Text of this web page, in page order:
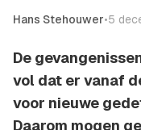
Hans Stehouwer•5
De
vol dat er vanaf
voor nieuwe
Daarom mogen